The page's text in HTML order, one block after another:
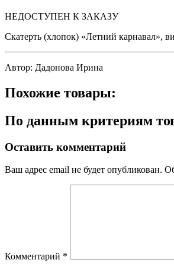
НЕДОСТУПЕН К ЗАКАЗУ
Скатерть (хлопок) «Летний карнавал»,
Автор: Дадонова Ирина
Похожие товары:
По данным критериям
Оставить комментарий
Ваш адрес email не будет опубликован.
Комментарий *